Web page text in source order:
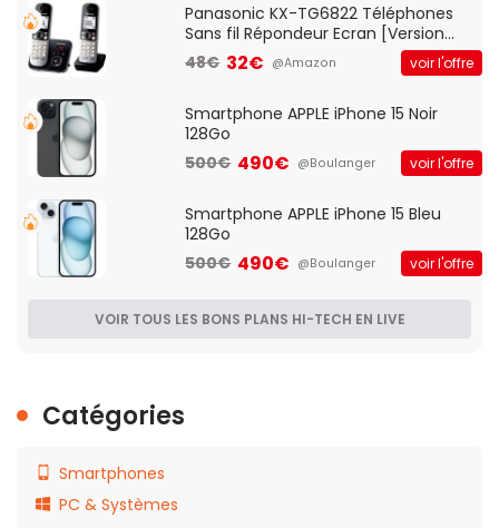
Panasonic KX-TG6822 Téléphones
Sans fil Répondeur Ecran [Version
Française]
48€ 32€ @Amazon voir l'offre
Smartphone APPLE iPhone 15 Noir
128Go
500€ 490€ @Boulanger voir l'offre
Smartphone APPLE iPhone 15 Bleu
128Go
500€ 490€ @Boulanger voir l'offre
VOIR TOUS LES BONS PLANS HI-TECH EN LIVE
Catégories
Smartphones
PC & Systèmes